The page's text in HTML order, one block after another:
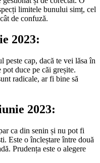
limitele bunului simț, cel
de confuză.
2023:
peste cap, dacă te vei lăsa în
duce pe căi greșite.
radicale, ar fi bine să
2023:
ca din senin și nu pot fi
Este o încleștare între două
Prudența este o alegere